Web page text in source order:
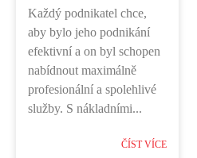
Každý podnikatel chce,
aby bylo jeho podnikání
efektivní a on byl schopen
nabídnout maximálně
profesionální a spolehlivé
služby. S nákladními...
ČÍST VÍCE